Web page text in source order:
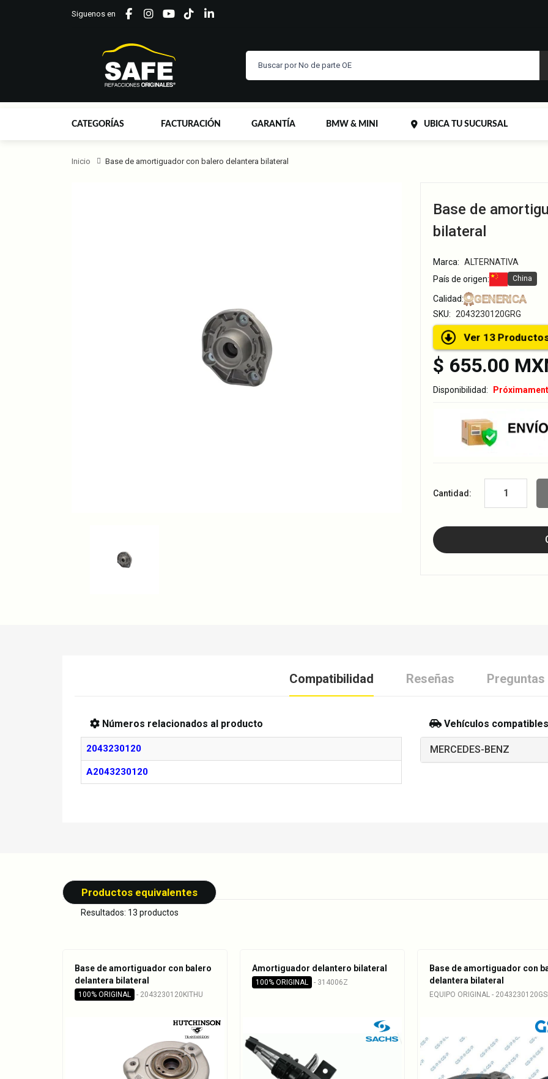
Siguenos en
CATEGORÍAS FACTURACIÓN GARANTÍA BMW & MINI UBICA TU SUCURSAL
Inicio Base de amortiguador con balero delantera bilateral
Base de
bilateral
Marca: ALTERNATIVA
País de origen:
China
Calidad: GENERICA
SKU: 2043230120GRG
Ver 13
$ 655.00
Disponibilidad:
Cantidad:
Compatibilidad Reseñas Preguntas
Números relacionados al producto
2043230120
A2043230120
Vehículos compatibles
MERCEDES-BENZ
Productos equivalentes
Resultados: 13 productos
Base de amortiguador con balero
delantera bilateral
100% ORIGINAL - 2043230120KITHU
Amortiguador delantero bilateral
100% ORIGINAL - 314006Z
Base de amortiguador con
delantera bilateral
EQUIPO ORIGINAL -